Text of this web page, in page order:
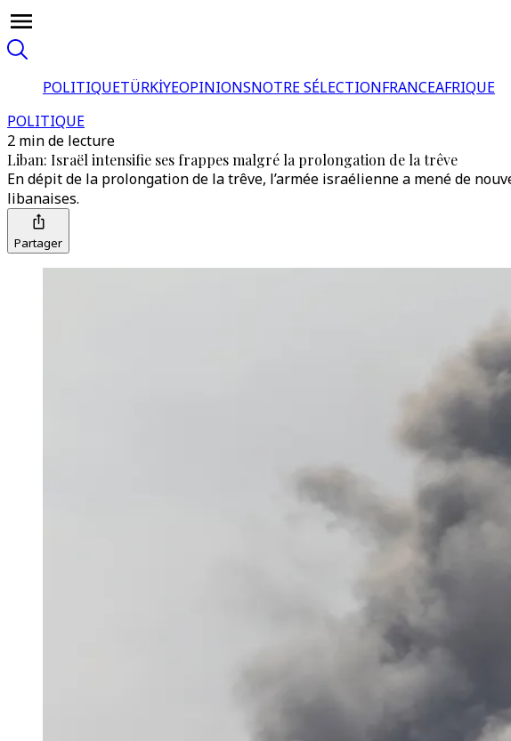
POLITIQUETÜRKİYEOPINIONSNOTRE SÉLECTIONFRANCEAFRIQUE
POLITIQUE
2 min de lecture
Liban: Israël intensifie ses frappes malgré la prolongation de la trêve
En dépit de la prolongation de la trêve, l’armée israélienne a mené de
libanaises.
Partager